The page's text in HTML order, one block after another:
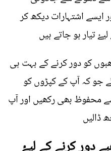
ایسے اشتہارات دیکھ کر
تیار ہو جاتے ہیں
کو دور کرنے کے بہت ہی
جو کہ آپ کے کپڑوں کو
محفوظ بھی رکھیں اور آپ
ڈالیں